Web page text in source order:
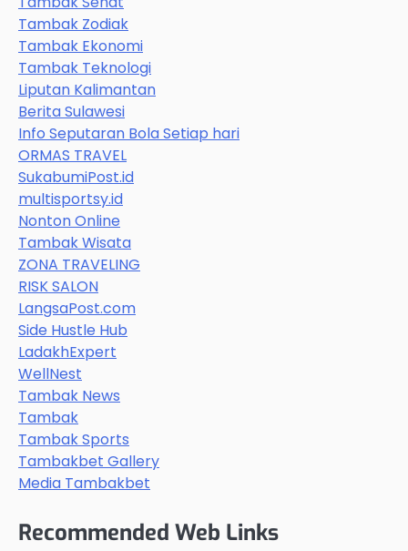
Tambak Zodiak
Tambak Ekonomi
Tambak Teknologi
Liputan Kalimantan
Berita Sulawesi
Info Seputaran Bola Setiap hari
ORMAS TRAVEL
SukabumiPost.id
multisportsy.id
Nonton Online
Tambak Wisata
ZONA TRAVELING
RISK SALON
LangsaPost.com
Side Hustle Hub
LadakhExpert
WellNest
Tambak News
Tambak
Tambak Sports
Tambakbet Gallery
Media Tambakbet
Recommended Web Links